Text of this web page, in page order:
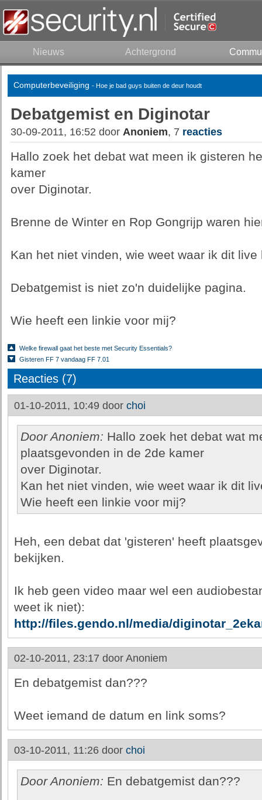
Nieuws Achtergrond
Computerbeveiliging - Hoe je bad guys buiten de deur houdt
Debatgemist en Diginotar
30-09-2011, 16:52 door Anoniem, 7 reacties
Hallo zoek het debat wat meen ik gisteren
kamer
over Diginotar.
Brenne de Winter en Rop Gongrijp waren
Kan het niet vinden, wie weet waar ik dit live
Debatgemist is niet zo'n duidelijke pagina.
Wie heeft een linkie voor mij?
Welke firewall gaat het beste met Security Essentials?
Gisteren FF 7 vandaag FF 7.01
Reacties (7)
01-10-2011, 10:49 door choi
Door Anoniem: Hallo zoek het debat wat
plaatsgevonden in de 2de kamer
over Diginotar.
Kan het niet vinden, wie weet waar ik dit
Wie heeft een linkie voor mij?
Heh, een debat dat 'gisteren' heeft
bekijken.
Ik heb geen video maar wel een
weet ik niet):
http://files.gendo.nl/media/
02-10-2011, 23:17 door Anoniem
En debatgemist dan???
Weet iemand de datum en link soms?
03-10-2011, 11:26 door choi
Door Anoniem: En debatgemist dan???